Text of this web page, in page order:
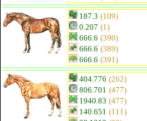
187.3 (109)
0.207 (1)
666.6 (390)
666.6 (389)
666.6 (391)
404.776 (262)
806.701 (477)
1940.83 (477)
140.651 (111)